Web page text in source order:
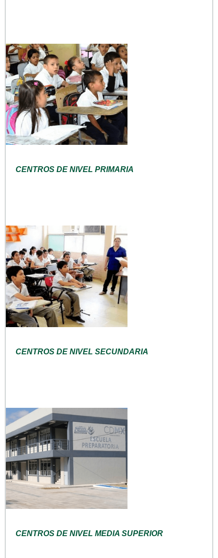
CENTROS DE NIVEL PRIMARIA
CENTROS DE NIVEL SECUNDARIA
CENTROS DE NIVEL MEDIA SUPERIOR